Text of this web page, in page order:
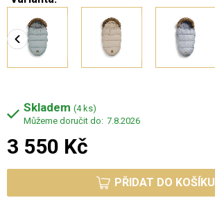
Skladem (4 ks)
7.8.2026
3 550 Kč
PŘIDAT DO KOŠÍKU